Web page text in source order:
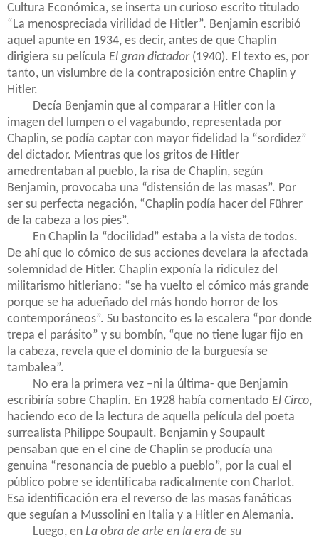
Cultura Económica, se inserta un curioso escrito titulado
“La menospreciada virilidad de Hitler”. Benjamin escribió
aquel apunte en 1934, es decir, antes de que Chaplin
dirigiera su película El gran dictador (1940). El texto es, por
tanto, un vislumbre de la contraposición entre Chaplin y
Hitler.
Decía Benjamin que al comparar a Hitler con la
imagen del lumpen o el vagabundo, representada por
Chaplin, se podía captar con mayor fidelidad la “sordidez”
del dictador. Mientras que los gritos de Hitler
amedrentaban al pueblo, la risa de Chaplin, según
Benjamin, provocaba una “distensión de las masas”. Por
ser su perfecta negación, “Chaplin podía hacer del Führer
de la cabeza a los pies”.
En Chaplin la “docilidad” estaba a la vista de todos.
De ahí que lo cómico de sus acciones develara la afectada
solemnidad de Hitler. Chaplin exponía la ridiculez del
militarismo hitleriano: “se ha vuelto el cómico más grande
porque se ha adueñado del más hondo horror de los
contemporáneos”. Su bastoncito es la escalera “por donde
trepa el parásito” y su bombín, “que no tiene lugar fijo en
la cabeza, revela que el dominio de la burguesía se
tambalea”.
No era la primera vez –ni la última- que Benjamin
escribiría sobre Chaplin. En 1928 había comentado El Circo,
haciendo eco de la lectura de aquella película del poeta
surrealista Philippe Soupault. Benjamin y Soupault
pensaban que en el cine de Chaplin se producía una
genuina “resonancia de pueblo a pueblo”, por la cual el
público pobre se identificaba radicalmente con Charlot.
Esa identificación era el reverso de las masas fanáticas
que seguían a Mussolini en Italia y a Hitler en Alemania.
Luego, en La obra de arte en la era de su